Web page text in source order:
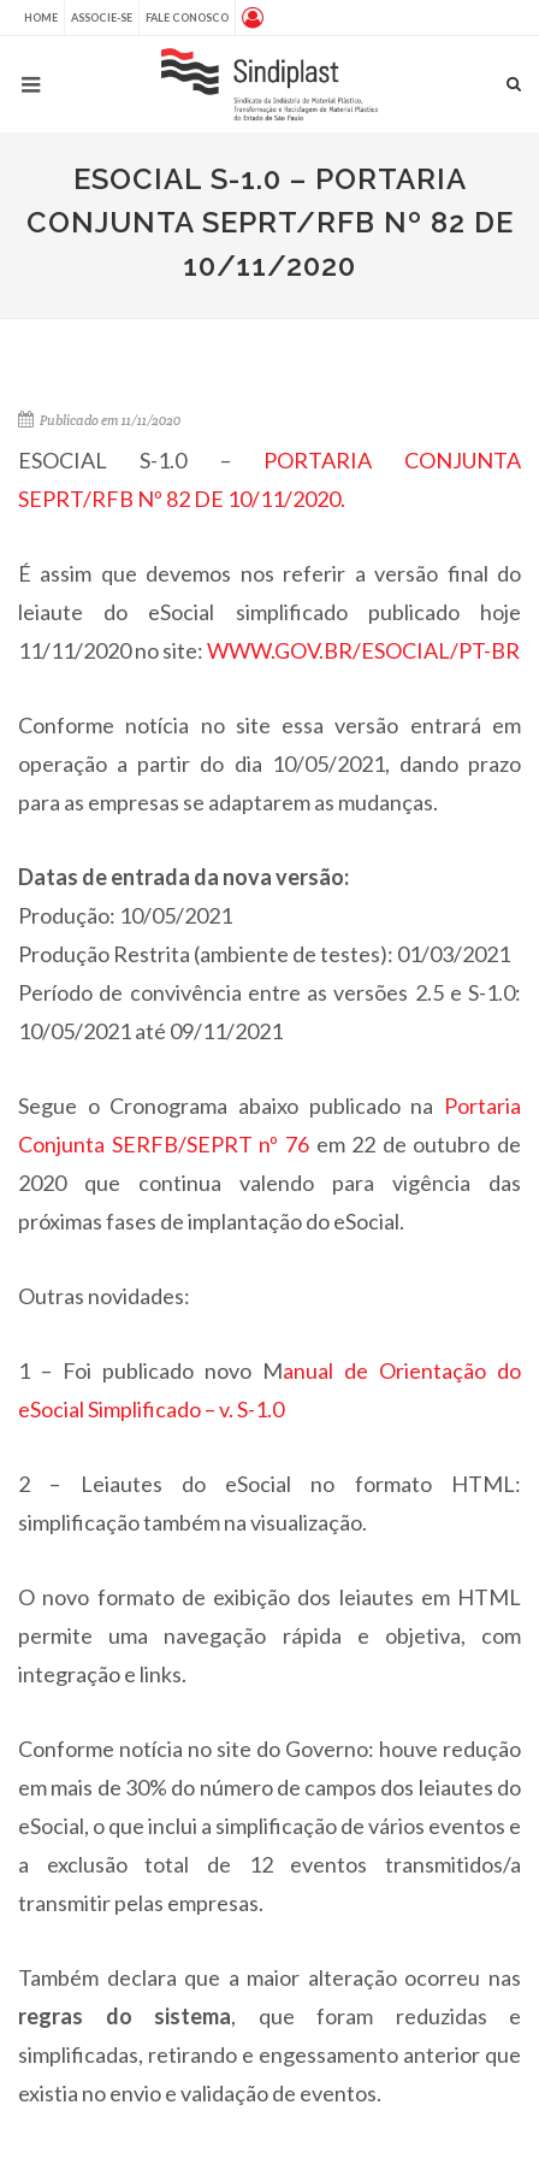
HOME ASSOCIE-SE FALE CONOSCO
ESOCIAL S-1.0 – PORTARIA
CONJUNTA SEPRT/RFB Nº 82 DE
10/11/2020
Publicado em 11/11/2020
ESOCIAL S-1.0 –
PORTARIA CONJUNTA
SEPRT/RFB Nº 82 DE 10/11/2020.
É assim que devemos nos referir a versão final do
leiaute do eSocial simplificado publicado hoje
11/11/2020 no site:WWW.GOV.BR/ESOCIAL/PT-BR
Conforme notícia no site essa versão entrará em
operação a partir do dia 10/05/2021, dando prazo
para as empresas se adaptarem as mudanças.
Datas de entrada da nova versão:
Produção: 10/05/2021
Produção Restrita (ambiente de testes): 01/03/2021
Período de convivência entre as versões 2.5 e S-1.0:
10/05/2021 até 09/11/2021
Segue o Cronograma abaixo publicado na Portaria
Conjunta SERFB/SEPRT nº 76 em 22 de outubro de
2020 que continua valendo para vigência das
próximas fases de implantação do eSocial.
Outras novidades:
1 – Foi publicado novo Manual de Orientação do
eSocial Simplificado – v. S-1.0
2 – Leiautes do eSocial no formato HTML:
simplificação também na visualização.
O novo formato de exibição dos leiautes em HTML
permite uma navegação rápida e objetiva, com
integração e links.
Conforme notícia no site do Governo: houve redução
em mais de 30% do número de campos dos leiautes do
eSocial, o que inclui a simplificação de vários eventos e
a exclusão total de 12 eventos transmitidos/a
transmitir pelas empresas.
Também declara que a maior alteração ocorreu nas
regras do sistema, que foram reduzidas e
simplificadas, retirando e engessamento anterior que
existia no envio e validação de eventos.